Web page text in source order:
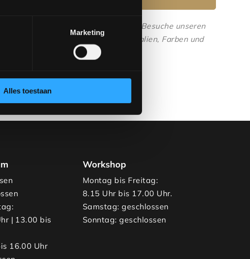
Marketing
Alles toestaan
dieses Produkt in natura ansehen? Besuche unseren
entdecke die verschiedenen Materialien, Farben und
Vereinbaren Sie einen Termin über
| 13.00 bis
16.00 Uhr
Workshop
Montag bis Freitag:
8.15 Uhr bis 17.00 Uhr.
Samstag: geschlossen
Sonntag: geschlossen